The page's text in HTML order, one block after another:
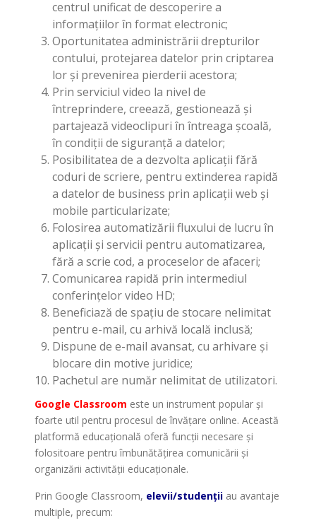
centrul unificat de descoperire a
informațiilor în format electronic;
Oportunitatea administrării drepturilor
contului, protejarea datelor prin criptarea
lor și prevenirea pierderii acestora;
Prin serviciul video la nivel de
întreprindere, creează, gestionează și
partajează videoclipuri în întreaga școală,
în condiții de siguranță a datelor;
Posibilitatea de a dezvolta aplicații fără
coduri de scriere, pentru extinderea rapidă
a datelor de business prin aplicații web și
mobile particularizate;
Folosirea automatizării fluxului de lucru în
aplicații și servicii pentru automatizarea,
fără a scrie cod, a proceselor de afaceri;
Comunicarea rapidă prin intermediul
conferințelor video HD;
Beneficiază de spațiu de stocare nelimitat
pentru e-mail, cu arhivă locală inclusă;
Dispune de e-mail avansat, cu arhivare și
blocare din motive juridice;
Pachetul are număr nelimitat de utilizatori.
Google Classroom este un instrument popular și
foarte util pentru procesul de învățare online. Această
platformă educațională oferă funcții necesare și
folositoare pentru îmbunătățirea comunicării și
organizării activității educaționale.
Prin Google Classroom, elevii/studenții au avantaje
multiple, precum: